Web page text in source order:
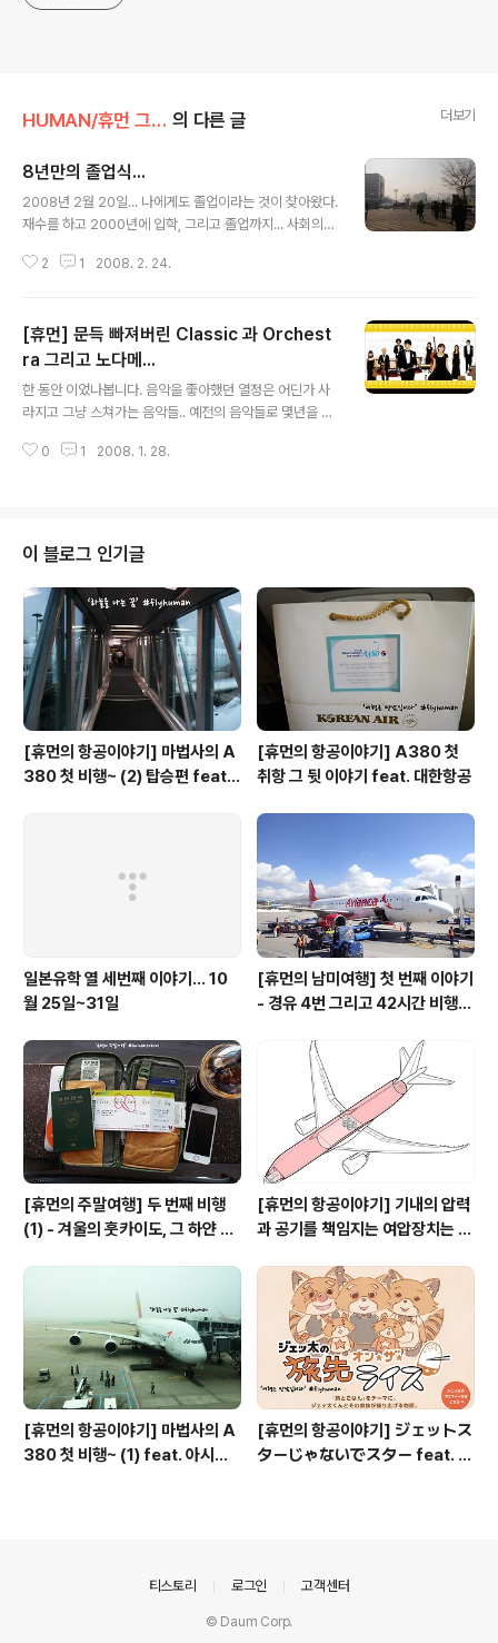
HUMAN/휴먼 그리고 이야기 의 다른 글 더보기
8년만의 졸업식...
2008년 2월 20일... 나에게도 졸업이라는 것이 찾아왔다.
재수를 하고 2000년에 입학, 그리고 졸업까지... 사회의
2007년은 9학기의 2개의 과목 그리고 코스모스 졸업을
외의 많은 교양과목 그리고 체육수업을 들을 수 있었던 시
간... 학기중 모았던 돈을 바탕으로 대부분의 방학을 배낭여
행과 외국 인솔 생활로 외국에서 보냈던 소중한 시간... 내
게 정말로 소중한 기회였던 일본 교환유학 1년의 고베 생
활... 비록 전공에 맞추어 진로를 선택하지 못했지만 언젠가
전공과 지금의 일을 조화 시킬 수 있도록 기회를 주었던 나
2 1 2008. 2. 24.
[휴먼] 문득 빠져버린 Classic 과 Orchest
ra 그리고 노다메...
한 동안 이었나봅니다. 음악을 좋아했던 열정은 어딘가 사
라지고 그냥 스쳐가는 음악들.. 예전의 음악들로 몇년을 지
새로운 앨범이 나오며, 김동률의 새 앨범이 나오니 이제는
드라마로 요즘은 새로운 음악에 빠져들고 있습니다. ' Clas
sic ' ... 저의 지인들은 믿지 못하겠지만 어릴때 약 5~6년
여정도 바이올린을 했던 적이 있었습니다. 물론 지금은 손
이 굳어 얼마나 할지는 모르겠지만 그때는 분명히 즐겁게
바이올린을 켰더랬지요. 그때부터 였는지 모르겠습니다.
생음악으로 불리우는 이런 ..
0 1 2008. 1. 28.
이 블로그 인기글
[휴먼의 항공이야기] 마법사의 A
380 첫 비행~ (2) 탑승편 feat.
[휴먼의 항공이야기] A380 첫
취항 그 뒷 이야기 feat. 대한항공
일본유학 열 세번째 이야기... 10
월 25일~31일
[휴먼의 남미여행] 첫 번째 이야기
- 경유 4번 그리고 42시간 비행,
[휴먼의 주말여행] 두 번째 비행
(1) - 겨울의 훗카이도, 그 하얀 관
[휴먼의 항공이야기] 기내의 압력
과 공기를 책임지는 여압장치는 무
[휴먼의 항공이야기] 마법사의 A
380 첫 비행~ (1) feat. 아시아
[휴먼의 항공이야기] ジェットス
ターじゃないでスター feat. 젯
티스토리 로그인 고객센터
© Daum Corp.